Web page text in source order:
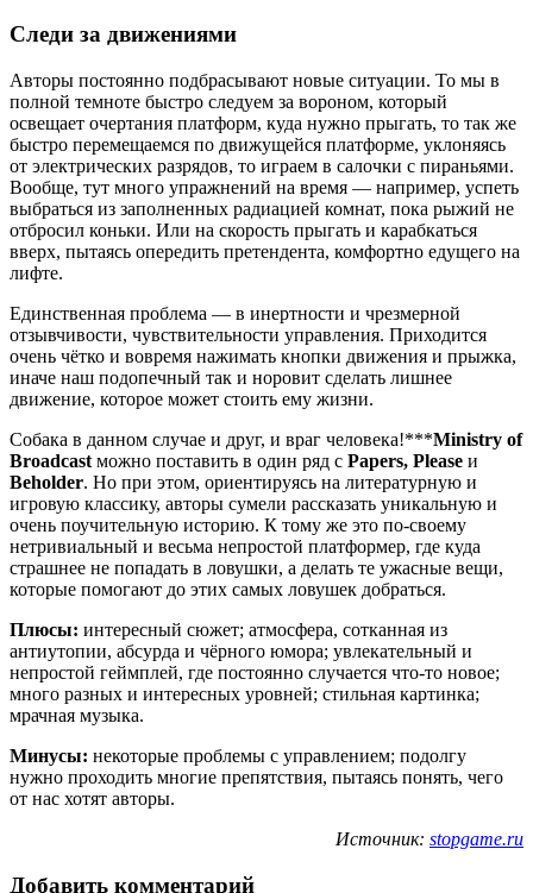
Следи за движениями
Авторы постоянно подбрасывают новые ситуации. То мы в
полной темноте быстро следуем за вороном, который
освещает очертания платформ, куда нужно прыгать, то так же
быстро перемещаемся по движущейся платформе, уклоняясь
от электрических разрядов, то играем в салочки с пираньями.
Вообще, тут много упражнений на время — например, успеть
выбраться из заполненных радиацией комнат, пока рыжий не
отбросил коньки. Или на скорость прыгать и карабкаться
вверх, пытаясь опередить претендента, комфортно едущего на
лифте.
Единственная проблема — в инертности и чрезмерной
отзывчивости, чувствительности управления. Приходится
очень чётко и вовремя нажимать кнопки движения и прыжка,
иначе наш подопечный так и норовит сделать лишнее
движение, которое может стоить ему жизни.
Собака в данном случае и друг, и враг человека!***Ministry of
Broadcast можно поставить в один ряд с Papers, Please и
Beholder. Но при этом, ориентируясь на литературную и
игровую классику, авторы сумели рассказать уникальную и
очень поучительную историю. К тому же это по-своему
нетривиальный и весьма непростой платформер, где куда
страшнее не попадать в ловушки, а делать те ужасные вещи,
которые помогают до этих самых ловушек добраться.
Плюсы: интересный сюжет; атмосфера, сотканная из
антиутопии, абсурда и чёрного юмора; увлекательный и
непростой геймплей, где постоянно случается что-то новое;
много разных и интересных уровней; стильная картинка;
мрачная музыка.
Минусы: некоторые проблемы с управлением; подолгу
нужно проходить многие препятствия, пытаясь понять, чего
от нас хотят авторы.
Источник: stopgame.ru
Добавить комментарий